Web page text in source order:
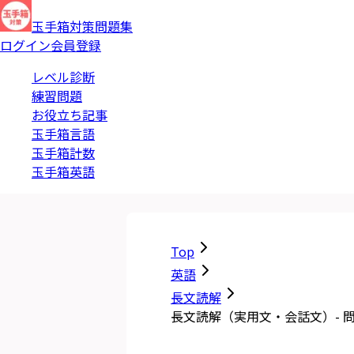
玉手箱対策問題集
ログイン会員登録
レベル診断
練習問題
お役立ち記事
玉手箱言語
玉手箱計数
玉手箱英語
Top
英語
長文読解
長文読解（実用文・会話文）-